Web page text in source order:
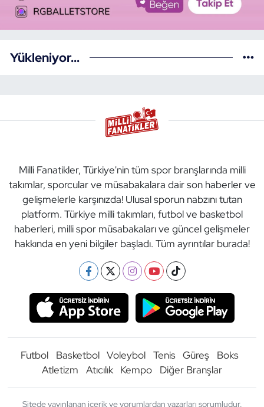
Yükleniyor...
Milli Fanatikler, Türkiye'nin tüm spor branşlarında milli
takımlar, sporcular ve müsabakalara dair son haberler ve
gelişmelerle karşınızda! Ulusal sporun nabzını tutan
platform. Türkiye milli takımları, futbol ve basketbol
haberleri, milli spor müsabakaları ve güncel gelişmeler
hakkında en yeni bilgiler başladı. Tüm ayrıntılar burada!
Futbol Basketbol Voleybol Tenis Güreş
Boks
Atletizm
Atıcılık Kempo Diğer Branşlar
Sitede yayınlanan içerik ve yorumlardan yazarları sorumludur.